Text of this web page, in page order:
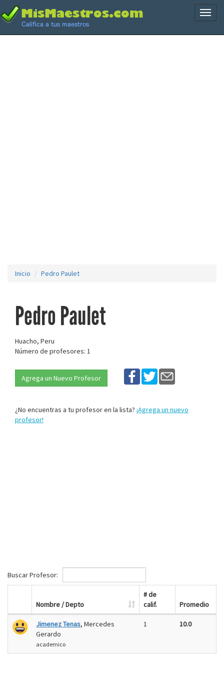
Inicio Pedro Paulet
Pedro Paulet
Huacho, Peru
Número de profesores: 1
Agrega un Nuevo Profesor
¿No encuentras a tu profesor en la lista? ¡Agrega un nuevo
profesor!
Buscar Profesor:
Nombre / Depto
# de
calif.
Promedio
Jimenez Tenas, Mercedes
Gerardo
academico
1 10.0